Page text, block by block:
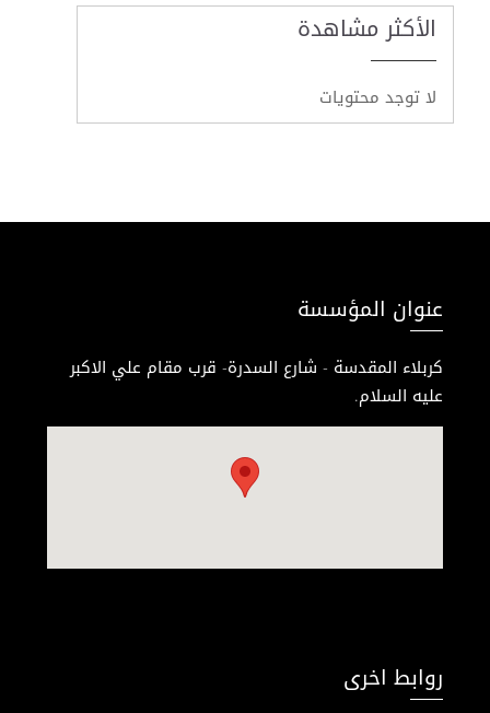
الأكثر مشاهدة
لا توجد محتويات
عنوان المؤسسة
كربلاء المقدسة - شارع السدرة- قرب مقام علي الاكبر
عليه السلام.
روابط اخرى